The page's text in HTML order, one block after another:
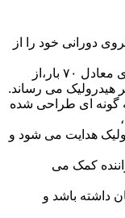
دورانی خود را از
۲-پمپ هیدرولیک،روغن هیدرولیک را با فشاری معادل ۷۰ بار،از
هیدرولیک می رساند.
گونه ای طراحی شده
هدایت می شود و
کمک می
داشته باشد و